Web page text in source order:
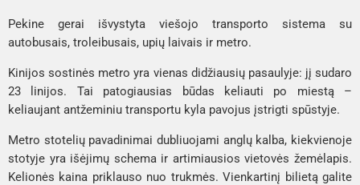
Pekine gerai išvystyta viešojo transporto sistema su
autobusais, troleibusais, upių laivais ir metro.
Kinijos sostinės metro yra vienas didžiausių pasaulyje: jį sudaro
23 linijos. Tai patogiausias būdas keliauti po miestą –
keliaujant antžeminiu transportu kyla pavojus įstrigti spūstyje.
Metro stotelių pavadinimai dubliuojami anglų kalba, kiekvienoje
stotyje yra išėjimų schema ir artimiausios vietovės žemėlapis.
Kelionės kaina priklauso nuo trukmės. Vienkartinį bilietą galite